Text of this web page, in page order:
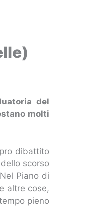
del
molti
dibattito
scorso
Piano di
altre cose,
pieno